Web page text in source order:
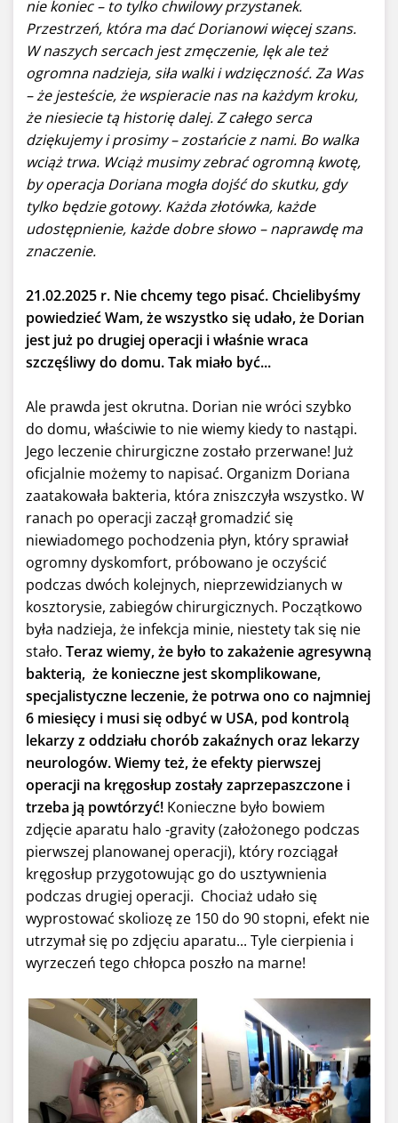
nie koniec – to tylko chwilowy przystanek.
Przestrzeń, która ma dać Dorianowi więcej szans.
W naszych sercach jest zmęczenie, lęk ale też
ogromna nadzieja, siła walki i wdzięczność. Za Was
– że jesteście, że wspieracie nas na każdym kroku,
że niesiecie tą historię dalej. Z całego serca
dziękujemy i prosimy – zostańcie z nami. Bo walka
wciąż trwa. Wciąż musimy zebrać ogromną kwotę,
by operacja Doriana mogła dojść do skutku, gdy
tylko będzie gotowy. Każda złotówka, każde
udostępnienie, każde dobre słowo – naprawdę ma
znaczenie.
21.02.2025 r. Nie chcemy tego pisać. Chcielibyśmy
powiedzieć Wam, że wszystko się udało, że Dorian
jest już po drugiej operacji i właśnie wraca
szczęśliwy do domu. Tak miało być...
Ale prawda jest okrutna. Dorian nie wróci szybko
do domu, właściwie to nie wiemy kiedy to nastąpi.
Jego leczenie chirurgiczne zostało przerwane! Już
oficjalnie możemy to napisać. Organizm Doriana
zaatakowała bakteria, która zniszczyła wszystko. W
ranach po operacji zaczął gromadzić się
niewiadomego pochodzenia płyn, który sprawiał
ogromny dyskomfort, próbowano je oczyścić
podczas dwóch kolejnych, nieprzewidzianych w
kosztorysie, zabiegów chirurgicznych. Początkowo
była nadzieja, że infekcja minie, niestety tak się nie
stało. Teraz wiemy, że było to zakażenie agresywną
bakterią, że konieczne jest skomplikowane,
specjalistyczne leczenie, że potrwa ono co najmniej
6 miesięcy i musi się odbyć w USA, pod kontrolą
lekarzy z oddziału chorób zakaźnych oraz lekarzy
neurologów. Wiemy też, że efekty pierwszej
operacji na kręgosłup zostały zaprzepaszczone i
trzeba ją powtórzyć! Konieczne było bowiem
zdjęcie aparatu halo -gravity (założonego podczas
pierwszej planowanej operacji), który rozciągał
kręgosłup przygotowując go do usztywnienia
podczas drugiej operacji. Chociaż udało się
wyprostować skoliozę ze 150 do 90 stopni, efekt nie
utrzymał się po zdjęciu aparatu... Tyle cierpienia i
wyrzeczeń tego chłopca poszło na marne!